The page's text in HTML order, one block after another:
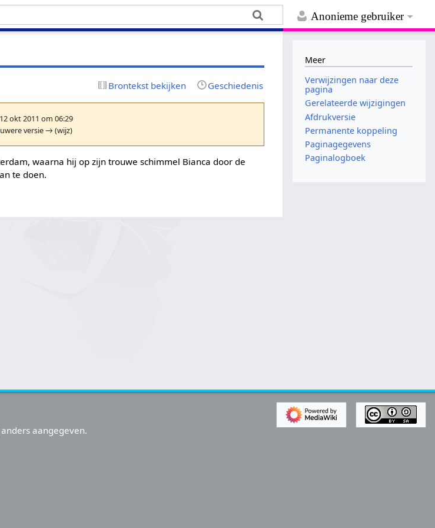
Anonieme gebruiker
Brontekst bekijken Geschiedenis
okt 2011 om 06:29
versie → (wijz)
waarna hij op zijn trouwe schimmel Bianca door de
te doen.
Meer
Verwijzingen naar deze
pagina
Gerelateerde wijzigingen
Afdrukversie
Permanente koppeling
Paginagegevens
Paginalogboek
aangegeven.